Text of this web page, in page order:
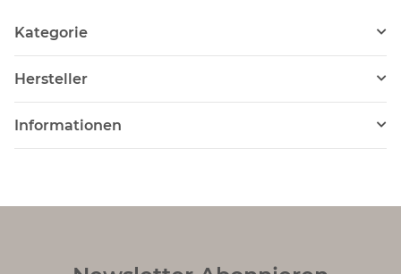
Kategorie
Hersteller
Informationen